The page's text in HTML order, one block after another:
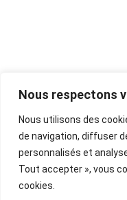
Nous respectons
Nous utilisons des
de navigation, diffuser
personnalisés et
Tout accepter », vous
cookies.